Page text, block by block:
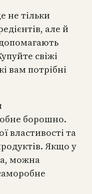
не тільки
але й
свіжі
вам потрібні
борошно.
властивості та
Якщо у
можна